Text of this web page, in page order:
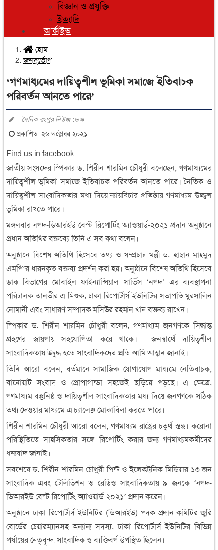
বিজ্ঞান ও প্রযুক্তি
ইত্যাদি
আর্কাইভ
হোম
জনদূর্ভোগ
‘গণমাধ্যমের দায়িত্বশীল ভূমিকা সমাজে ইতিবাচক
পরিবর্তন আনতে পারে’
– দৈনিক রংপুর নিউজ ডেস্ক –
প্রকাশিত: ২৬ অক্টোবর ২০২১
Find us in facebook
জাতীয় সংসদের স্পিকার ড. শিরীন শারমিন চৌধুরী বলেছেন, গণমাধ্যমের
দায়িত্বশীল ভূমিকা সমাজে ইতিবাচক পরিবর্তন আনতে পারে। নৈতিক ও
দায়িত্বশীল সাংবাদিকতার মধ্য দিয়ে ন্যায়বিচার প্রতিষ্ঠায় গণমাধ্যম উজ্জ্বল
ভূমিকা রাখতে পারে।
মঙ্গলবার নগদ-ডিআরইউ বেস্ট রিপোর্টিং অ্যাওয়ার্ড-২০২১ প্রদান অনুষ্ঠানে
প্রধান অতিথির বক্তব্যে তিনি এ সব কথা বলেন।
অনুষ্ঠানে বিশেষ অতিথি হিসেবে তথ্য ও সম্প্রচার মন্ত্রী ড. হাছান মাহমুদ
এমপি’র ধারনকৃত বক্তব্য প্রদর্শন করা হয়। অনুষ্ঠানে বিশেষ অতিথি হিসেবে
ডাক বিভাগের মোবাইল ফাইন্যান্সিয়াল সার্ভিস ‘নগদ’ এর ব্যবস্থাপনা
পরিচালক তানভীর এ মিশুক, ঢাকা রিপোর্টার্স ইউনিটির সভাপতি মুরসালিন
নোমানী এবং সাধারণ সম্পাদক মসিউর রহমান খান বক্তব্য রাখেন।
স্পিকার ড. শিরীন শারমিন চৌধুরী বলেন, গণমাধ্যম জনগণকে সিদ্ধান্ত
গ্রহণের জায়গায় সহযোগিতা করে থাকে। জনস্বার্থে দায়িত্বশীল
সাংবাদিকতায় উদ্বুদ্ধ হতে সাংবাদিকদের প্রতি আমি আহ্বান জানাই।
তিনি আরো বলেন, বর্তমানে সামাজিক যোগাযোগ মাধ্যমে নেতিবাচক,
বানোয়াট সংবাদ ও প্রোপাগান্ডা সহজেই ছড়িয়ে পড়ছে। এ ক্ষেত্রে,
গণমাধ্যম বস্তুনিষ্ঠ ও দায়িত্বশীল সাংবাদিকতার মধ্য দিয়ে জনগণকে সঠিক
তথ্য দেওয়ার মাধ্যমে এ চ্যালেঞ্জ মোকাবিলা করতে পারে।
শিরীন শারমিন চৌধুরী আরো বলেন, গণমাধ্যম রাষ্ট্রের চতুর্থ স্তম্ভ। করোনা
পরিস্থিতিতে সাহসিকতার সঙ্গে রিপোর্টিং করার জন্য গণমাধ্যমকর্মীদের
ধন্যবাদ জানাই।
সবশেষে ড. শিরীন শারমিন চৌধুরী প্রিন্ট ও ইলেকট্রনিক মিডিয়ার ১৩ জন
সাংবাদিক এবং টেলিভিশন ও রেডিও সাংবাদিকতায় ৯ জনকে ‘নগদ-
ডিআরইউ বেস্ট রিপোর্টিং অ্যাওয়ার্ড-২০২১’ প্রদান করেন।
অনুষ্ঠানে ঢাকা রিপোর্টার্স ইউনিটির (ডিআরইউ) পদক প্রদান কমিটির জুরি
বোর্ডের চেয়ারম্যানসহ অন্যান্য সদস্য, ঢাকা রিপোর্টার্স ইউনিটির বিভিন্ন
পর্যায়ের নেতৃবৃন্দ, সাংবাদিক ও ব্যক্তিবর্গ উপস্থিত ছিলেন।